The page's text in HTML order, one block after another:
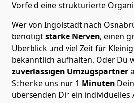
Vorfeld eine strukturierte
Wer von Ingolstadt nach
benötigtstarke Nerven, einen
Überblick und viel Zeit für
bekanntlich aufhalten. Oder Du
zuverlässigen Umzugspartner
Schenke uns nur 1 Minuten
übersenden Dir ein individuelles